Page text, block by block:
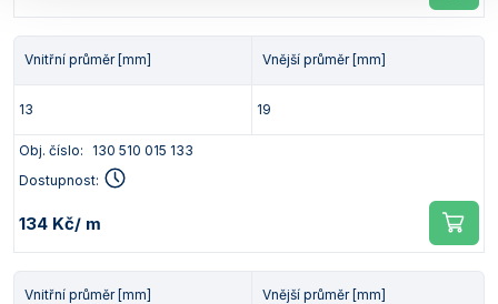
Vnitřní průměr [mm] Vnější průměr [mm]
13 19
Obj. číslo:
130 510 015 133
Dostupnost:
134 Kč/ m
Vnitřní průměr [mm] Vnější průměr [mm]